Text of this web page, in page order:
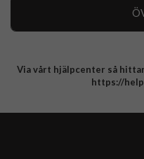
Integritetspolicy
Via vårt hjälpcenter så
https://